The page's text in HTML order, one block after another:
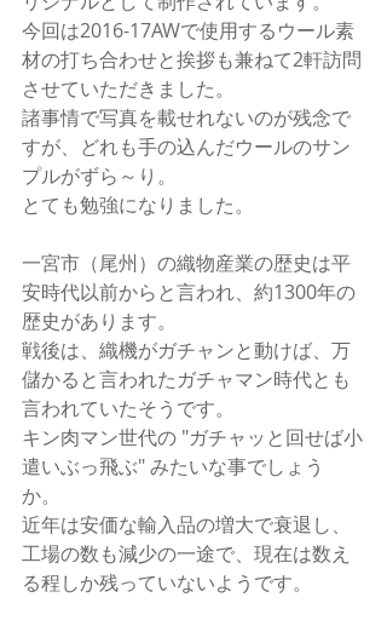
今回は2016-17AWで使用するウール素
材の打ち合わせと挨拶も兼ねて2軒訪問
させていただきました。
諸事情で写真を載せれないのが残念で
すが、どれも手の込んだウールのサン
プルがずら～り。
とても勉強になりました。
一宮市（尾州）の織物産業の歴史は平
安時代以前からと言われ、約1300年の
歴史があります。
戦後は、織機がガチャンと動けば、万
儲かると言われたガチャマン時代とも
言われていたそうです。
キン肉マン世代の "ガチャッと回せば小
遣いぶっ飛ぶ" みたいな事でしょう
か。
近年は安価な輸入品の増大で衰退し、
工場の数も減少の一途で、現在は数え
る程しか残っていないようです。